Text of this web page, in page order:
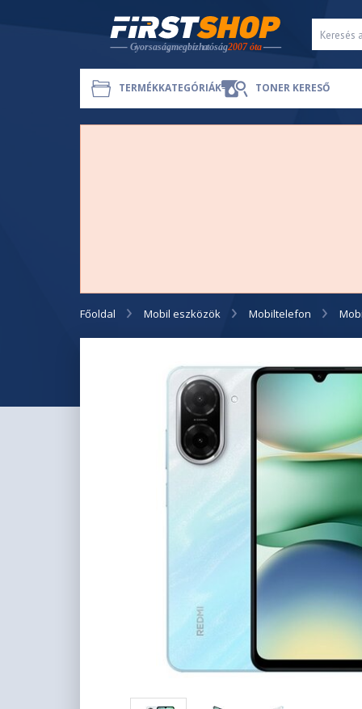
TERMÉKKATEGÓRIÁK TONER KERESŐ
Főoldal Mobil eszközök Mobiltelefon